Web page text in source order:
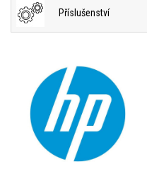
Příslušenství